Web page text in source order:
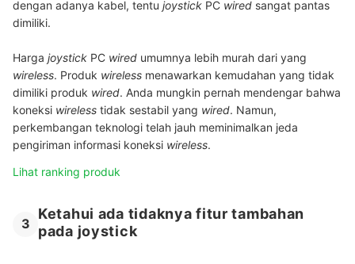
dengan adanya kabel, tentu joystick PC wired sangat pantas
dimiliki.
Harga joystick PC wired umumnya lebih murah dari yang
wireless. Produk wireless menawarkan kemudahan yang tidak
dimiliki produk wired. Anda mungkin pernah mendengar bahwa
koneksi wireless tidak sestabil yang wired. Namun,
perkembangan teknologi telah jauh meminimalkan jeda
pengiriman informasi koneksi wireless.
Lihat ranking produk
3
Ketahui ada tidaknya fitur tambahan
pada joystick